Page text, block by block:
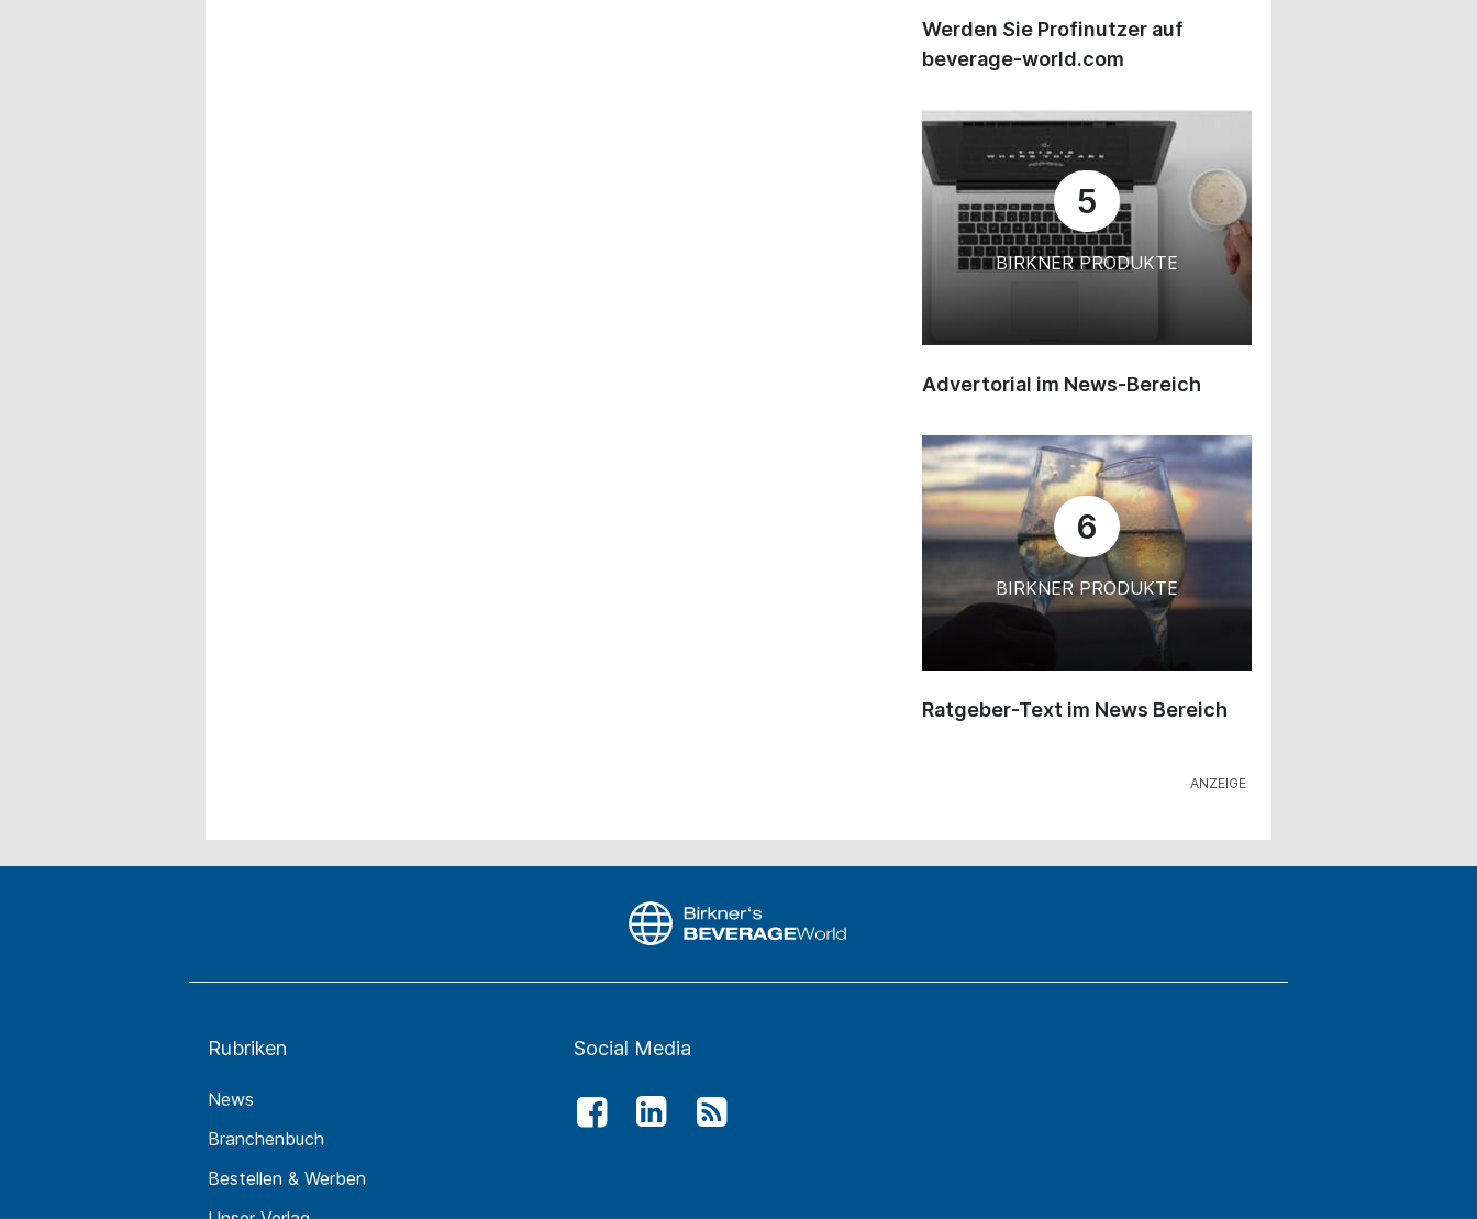
Werden Sie Profinutzer auf
beverage-world.com
5
BIRKNER PRODUKTE
Advertorial im News-Bereich
6
BIRKNER PRODUKTE
Ratgeber-Text im News Bereich
Rubriken
News
Branchenbuch
Bestellen & Werben
Social Media